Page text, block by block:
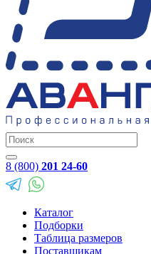
8 (800) 201 24-60
Каталог
Подборки
Таблица размеров
Поставщикам